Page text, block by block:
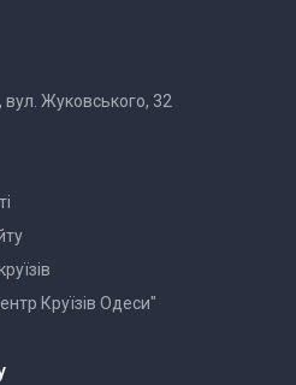
вул. Жуковського, 32
Круїзів Одеси"